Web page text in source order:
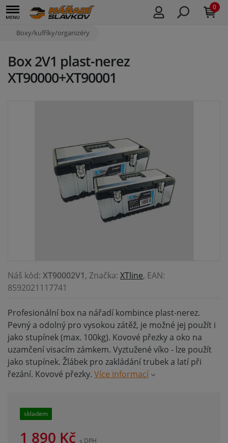
0
Boxy/kufříky/organizéry
Box 2V1 plast-nerez
XT90000+XT90001
Náš kód: XT90002V1, Značka: XTline, EAN:
8592021117741
Profesionální box na nářadí kombince plast-nerez.
Pevný a odolný pro vysokou zátěž, je možné jej použít i
jako stupínek (max. 100kg). Kovové přezky a oko na
uzamčení visacím zámkem. Vyztužené víko - lze použít
jako stupínek. Žlábek pro zakládání trubek a latí při
řezání. Kovové přezky. Více informací
skladem
1 890 Kč s DPH